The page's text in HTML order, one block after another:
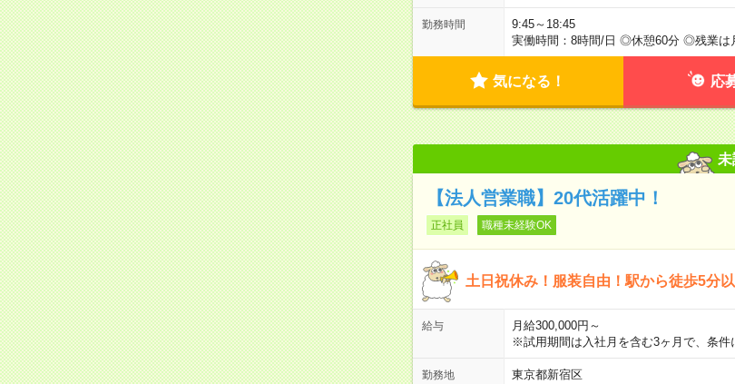
勤務時間
9:45～18:45
実働時間：8時間/日 ◎休憩60分 ◎残業は
気になる！ 応
未
【法人営業職】20代活躍中！
正社員 職種未経験OK
土日祝休み！服装自由！駅から徒歩5分
給与
月給300,000円～
※試用期間は入社月を含む3ヶ月で、条
勤務地
東京都新宿区